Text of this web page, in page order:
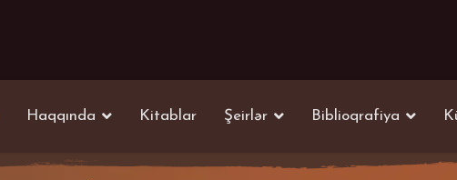
Haqqında Kitablar Şeirlər Biblioqrafiya